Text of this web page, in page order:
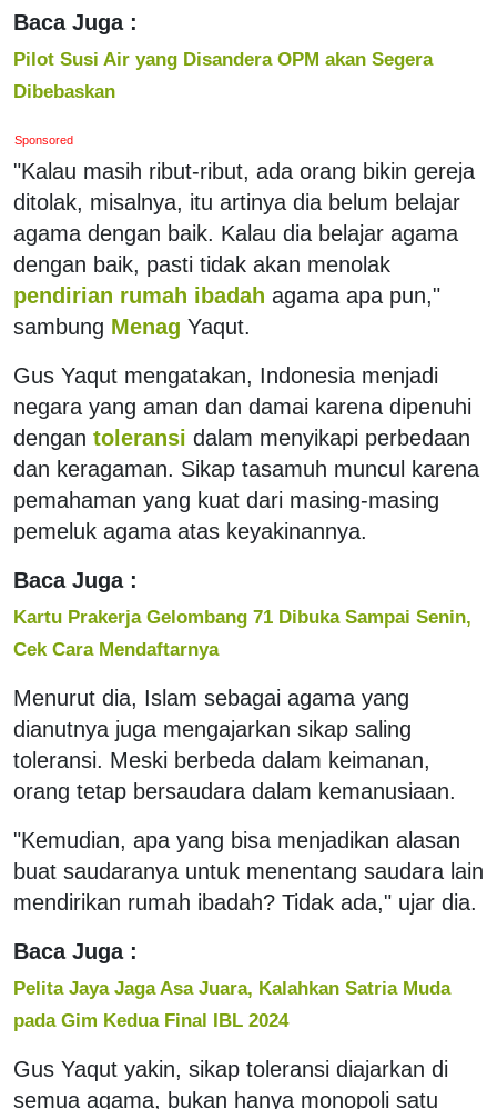
Baca Juga :
Pilot Susi Air yang Disandera OPM akan Segera
Dibebaskan
Sponsored
"Kalau masih ribut-ribut, ada orang bikin gereja
ditolak, misalnya, itu artinya dia belum belajar
agama dengan baik. Kalau dia belajar agama
dengan baik, pasti tidak akan menolak
pendirian rumah ibadah agama apa pun,"
sambung Menag Yaqut.
Gus Yaqut mengatakan, Indonesia menjadi
negara yang aman dan damai karena dipenuhi
dengan toleransi dalam menyikapi perbedaan
dan keragaman. Sikap tasamuh muncul karena
pemahaman yang kuat dari masing-masing
pemeluk agama atas keyakinannya.
Baca Juga :
Kartu Prakerja Gelombang 71 Dibuka Sampai Senin,
Cek Cara Mendaftarnya
Menurut dia, Islam sebagai agama yang
dianutnya juga mengajarkan sikap saling
toleransi. Meski berbeda dalam keimanan,
orang tetap bersaudara dalam kemanusiaan.
"Kemudian, apa yang bisa menjadikan alasan
buat saudaranya untuk menentang saudara lain
mendirikan rumah ibadah? Tidak ada," ujar dia.
Baca Juga :
Pelita Jaya Jaga Asa Juara, Kalahkan Satria Muda
pada Gim Kedua Final IBL 2024
Gus Yaqut yakin, sikap toleransi diajarkan di
semua agama, bukan hanya monopoli satu